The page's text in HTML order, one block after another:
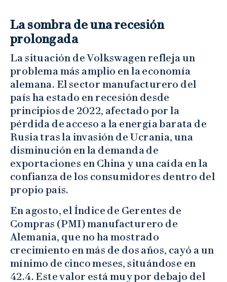
La sombra de una recesión
prolongada
La situación de Volkswagen refleja un
problema más amplio en la economía
alemana. El sector manufacturero del
país ha estado en recesión desde
principios de 2022, afectado por la
pérdida de acceso a la energía barata de
Rusia tras la invasión de Ucrania, una
disminución en la demanda de
exportaciones en China y una caída en la
confianza de los consumidores dentro del
propio país.
En agosto, el Índice de Gerentes de
Compras (PMI) manufacturero de
Alemania, que no ha mostrado
crecimiento en más de dos años, cayó a un
mínimo de cinco meses, situándose en
42.4. Este valor está muy por debajo del